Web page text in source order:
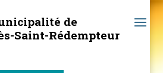
de
Saint-Rédempteur